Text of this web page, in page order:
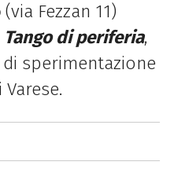
(via Fezzan 11)
Tango di periferia,
sperimentazione
Varese.